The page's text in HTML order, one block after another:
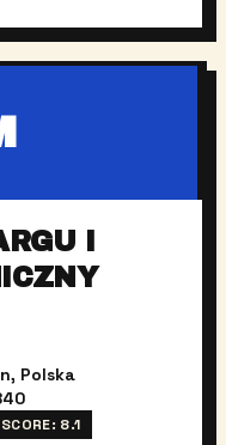
I
Polska
8.1